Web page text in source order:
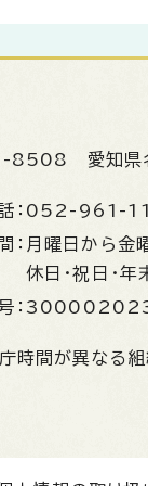
8508 愛知
： 052-961-
： 月曜日から金
休日・祝日・
：
時間が異なる組